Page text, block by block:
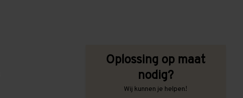
Oplossing op maat
nodig?
Wij kunnen je helpen!